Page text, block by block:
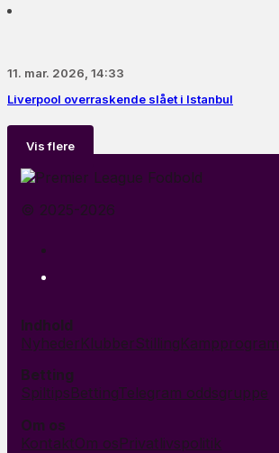
11. mar. 2026, 14:33
Liverpool overraskende slået i Istanbul
Vis flere
© 2025-2026
Indhold
NyhederKlubberStillingKampprogram
Betting
SpiltipsBettingTelegram oddsgruppe
Om os
KontaktOm osPrivatlivspolitik